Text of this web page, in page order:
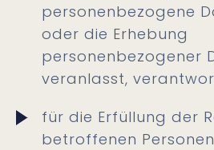
personenbezogene
oder die Erhebung
personenbezogener
veranlasst,
für die Erfüllung der
betroffenen